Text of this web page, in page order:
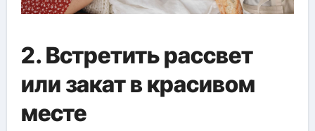
2. Встретить рассвет
или закат в красивом
месте